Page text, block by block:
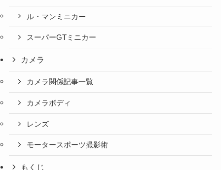
ル・マンミニカー
スーパーGTミニカー
カメラ
カメラ関係記事一覧
カメラボディ
レンズ
モータースポーツ撮影術
もくじ